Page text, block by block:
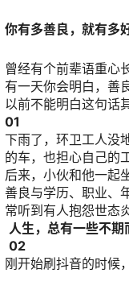
你有多善良，就有多
曾经有个前辈语重心
有一天你会明白，善
以前不能明白这句话
01
下雨了，环卫工人没
的车，也担心自己的
后来，小伙和他一起
善良与学历、职业、
常听到有人抱怨世态
人生，总有一些不期
02
刚开始刷抖音的时候